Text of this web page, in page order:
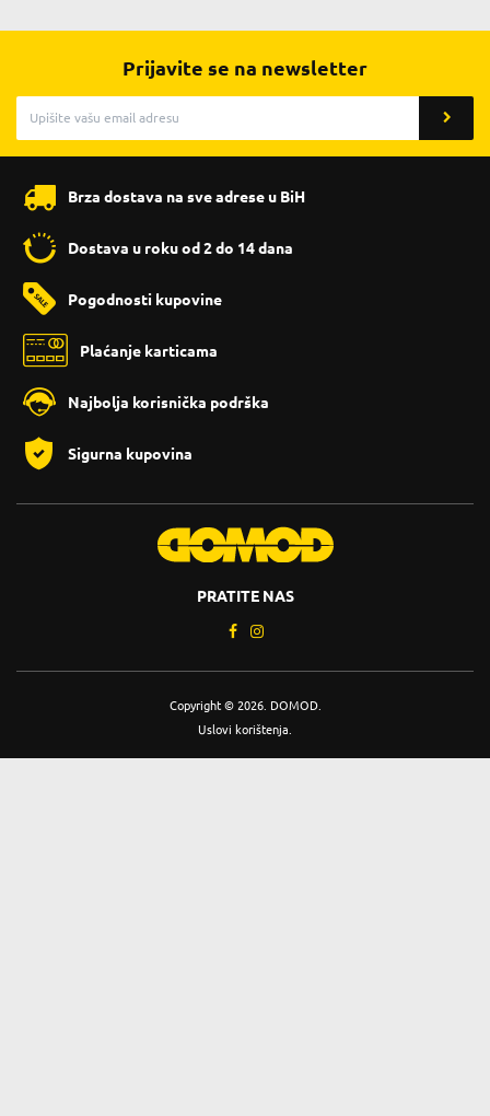
Prijavite se na newsletter
Brza dostava na sve adrese u BiH
Dostava u roku od 2 do 14 dana
Pogodnosti kupovine
Plaćanje karticama
Najbolja korisnička podrška
Sigurna kupovina
PRATITE NAS
Copyright © 2026. DOMOD.
Uslovi korištenja